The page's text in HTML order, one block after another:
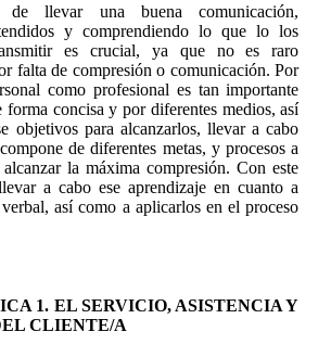
de llevar una buena comunicación,
y comprendiendo lo que lo los
es crucial, ya que no es raro
falta de compresión o comunicación. Por
como profesional es tan importante
forma concisa y por diferentes medios, así
objetivos para alcanzarlos, llevar a cabo
de diferentes metas, y procesos a
la máxima compresión. Con este
a cabo ese aprendizaje en cuanto a
así como a aplicarlos en el proceso
1. EL SERVICIO, ASISTENCIA Y
CLIENTE/A